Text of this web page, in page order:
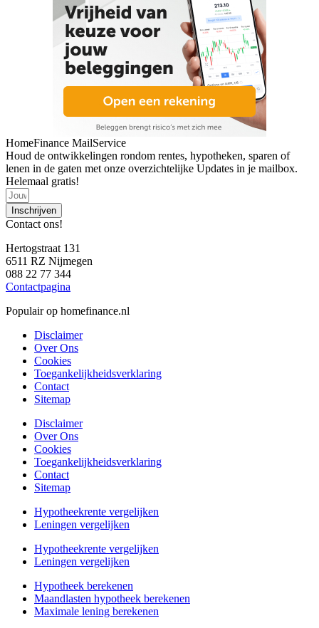
HomeFinance MailService
Houd de ontwikkelingen rondom rentes, hypotheken, sparen of
lenen in de gaten met onze overzichtelijke Updates in je mailbox.
Helemaal gratis!
Inschrijven
Contact ons!
Hertogstraat 131
6511 RZ Nijmegen
088 22 77 344
Contactpagina
Populair op homefinance.nl
Disclaimer
Over Ons
Cookies
Toegankelijkheidsverklaring
Contact
Sitemap
Disclaimer
Over Ons
Cookies
Toegankelijkheidsverklaring
Contact
Sitemap
Hypotheekrente vergelijken
Leningen vergelijken
Hypotheekrente vergelijken
Leningen vergelijken
Hypotheek berekenen
Maandlasten hypotheek berekenen
Maximale lening berekenen